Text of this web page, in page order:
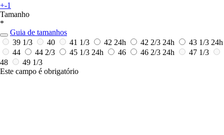
+-1
Tamanho
*
Guia de tamanhos
39 1/3
40 41 1/3 42 24h 42 2/3 24h 43 1/3 24h
44
44 2/3 45 1/3 24h 46 46 2/3 24h
47 1/3
48
49 1/3
Este campo é obrigatório